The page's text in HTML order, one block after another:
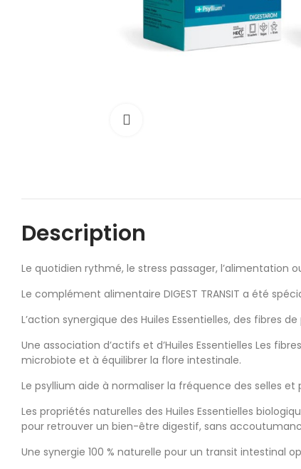
Description
Le quotidien rythmé, le stress passager,
Le complément alimentaire DIGEST TRANSIT a été
L’action synergique des Huiles Essentielles, des
Une association d’actifs et d’Huiles Essentielles Les
microbiote et à équilibrer la flore intestinale.
Le psyllium aide à normaliser la fréquence des selles
Les propriétés naturelles des Huiles Essentielles
pour retrouver un bien-être digestif, sans
Une synergie 100 % naturelle pour un transit intestinal